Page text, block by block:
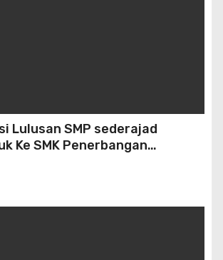
Lulusan SMP sederajad
Ke SMK Penerbangan